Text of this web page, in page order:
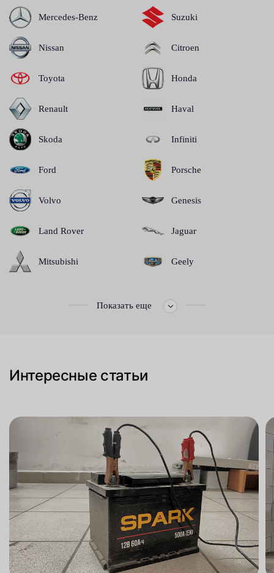
Mercedes-Benz
Nissan
Toyota
Renault
Skoda
Ford
Volvo
Land Rover
Mitsubishi
Suzuki
Citroen
Honda
Haval
Infiniti
Porsche
Genesis
Jaguar
Geely
Показать еще
Интересные статьи